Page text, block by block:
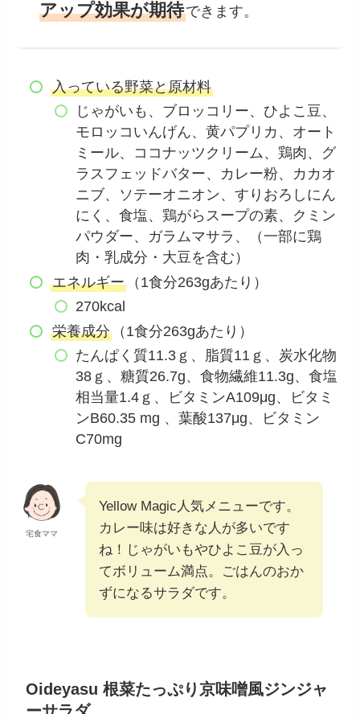
アップ効果が期待できます。
入っている野菜と原材料
じゃがいも、ブロッコリー、ひよこ豆、
モロッコいんげん、黄パプリカ、オート
ミール、ココナッツクリーム、鶏肉、グ
ラスフェッドバター、カレー粉、カカオ
ニブ、ソテーオニオン、すりおろしにん
にく、食塩、鶏がらスープの素、クミン
パウダー、ガラムマサラ、（一部に鶏
肉・乳成分・大豆を含む）
エネルギー（1食分263gあたり）
270kcal
栄養成分（1食分263gあたり）
たんぱく質11.3ｇ、脂質11ｇ、炭水化物
38ｇ、糖質26.7g、食物繊維11.3g、食塩
相当量1.4ｇ、ビタミンA109μg、ビタミ
ンB60.35 mg 、葉酸137μg、ビタミン
C70mg
宅食ママ
Yellow Magic人気メニューです。
カレー味は好きな人が多いです
ね！じゃがいもやひよこ豆が入っ
てボリューム満点。ごはんのおか
ずになるサラダです。
Oideyasu 根菜たっぷり京味噌風ジンジャ